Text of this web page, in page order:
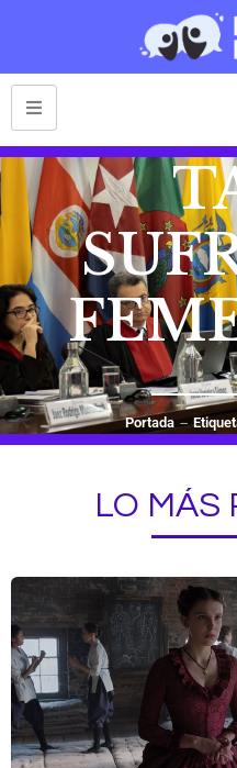
Portada
LO MÁS